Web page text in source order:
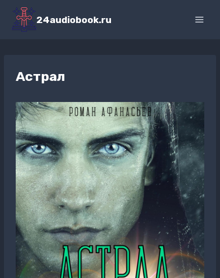
Перейти
содержимому
24audiobook.ru
Астрал